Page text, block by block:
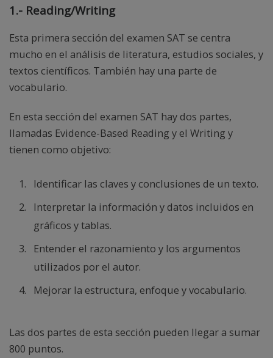
1.- Reading/Writing
Esta primera sección del examen SAT se centra
mucho en el análisis de literatura, estudios sociales, y
textos científicos. También hay una parte de
vocabulario.
En esta sección del examen SAT hay dos partes,
llamadas Evidence-Based Reading y el Writing y
tienen como objetivo:
Identificar las claves y conclusiones de un texto.
Interpretar la información y datos incluidos en
gráficos y tablas.
Entender el razonamiento y los argumentos
utilizados por el autor.
Mejorar la estructura, enfoque y vocabulario.
Las dos partes de esta sección pueden llegar a sumar
800 puntos.